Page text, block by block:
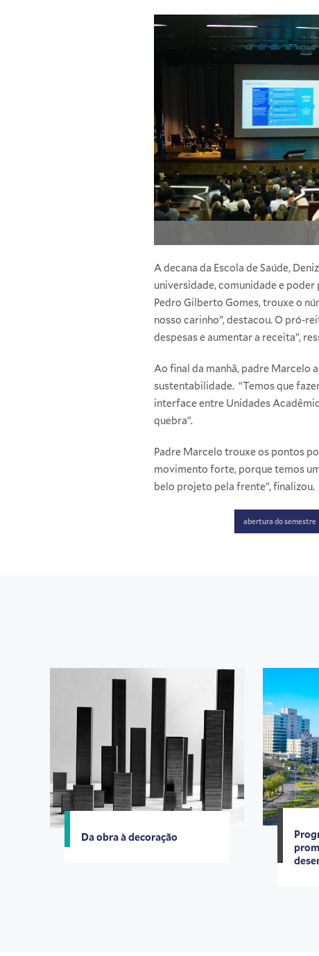
A decana da Escola de Saúde,
universidade, comunidade e
Pedro Gilberto Gomes, trouxe o
nosso carinho”, destacou. O pró-
despesas e aumentar a receita”,
Ao final da manhã, padre Marcelo
sustentabilidade. “Temos que
interface entre Unidades
quebra”.
Padre Marcelo trouxe os pontos
movimento forte, porque temos
belo projeto pela frente”, finalizou.
abertura do semestre
Da obra à decoração